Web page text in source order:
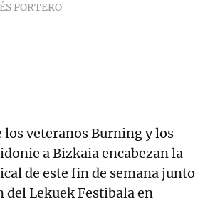
PORTERO
los veteranos Burning y los
a Bizkaia encabezan la
de este fin de semana junto
del Lekuek Festibala en